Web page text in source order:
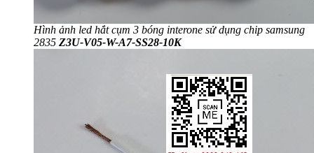
Hình ảnh led hắt cụm 3 bóng interone sử dụng chip samsung
2835 Z3U-V05-W-A7-SS28-10K